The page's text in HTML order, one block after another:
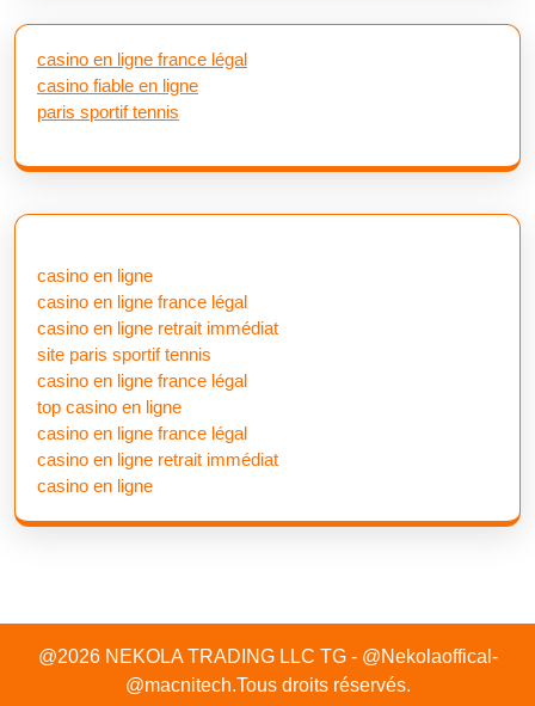
casino en ligne france légal
casino fiable en ligne
paris sportif tennis
casino en ligne
casino en ligne france légal
casino en ligne retrait immédiat
site paris sportif tennis
casino en ligne france légal
top casino en ligne
casino en ligne france légal
casino en ligne retrait immédiat
casino en ligne
@2026 NEKOLA TRADING LLC TG - @Nekolaoffical-
@macnitech.Tous droits réservés.